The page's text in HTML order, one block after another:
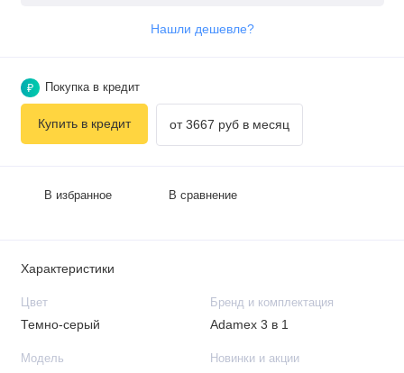
Нашли дешевле?
В избранное В сравнение
₽ Покупка в кредит
Купить в кредит от 3667 руб в месяц
Характеристики
Цвет
Темно-серый
Бренд и комплектация
Adamex 3 в 1
Модель Новинки и акции